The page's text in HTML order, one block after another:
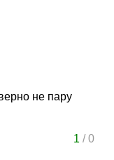
не пару
1 /0